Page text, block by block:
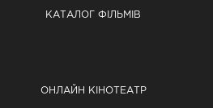
КАТАЛОГ ФІЛЬМІВ
ОНЛАЙН КІНОТЕАТР